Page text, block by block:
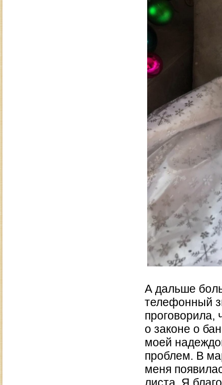
А дальше
телефонный
проговорила,
о законе о
моей
проблем. В
меня